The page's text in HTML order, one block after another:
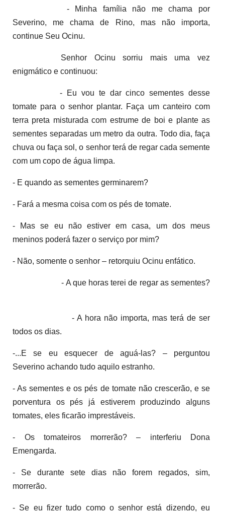
- Minha família não me chama por
Severino, me chama de Rino, mas não importa,
continue Seu Ocinu.
Senhor Ocinu sorriu mais uma vez
enigmático e continuou:
- Eu vou te dar cinco sementes desse
tomate para o senhor plantar. Faça um canteiro com
terra preta misturada com estrume de boi e plante as
sementes separadas um metro da outra. Todo dia, faça
chuva ou faça sol, o senhor terá de regar cada semente
com um copo de água limpa.
- E quando as sementes germinarem?
- Fará a mesma coisa com os pés de tomate.
- Mas se eu não estiver em casa, um dos meus
meninos poderá fazer o serviço por mim?
- Não, somente o senhor – retorquiu Ocinu enfático.
- A que horas terei de regar as sementes?
- A hora não importa, mas terá de ser
todos os dias.
-...E se eu esquecer de aguá-las? – perguntou
Severino achando tudo aquilo estranho.
- As sementes e os pés de tomate não crescerão, e se
porventura os pés já estiverem produzindo alguns
tomates, eles ficarão imprestáveis.
- Os tomateiros morrerão? – interferiu Dona
Emengarda.
- Se durante sete dias não forem regados, sim,
morrerão.
- Se eu fizer tudo como o senhor está dizendo, eu